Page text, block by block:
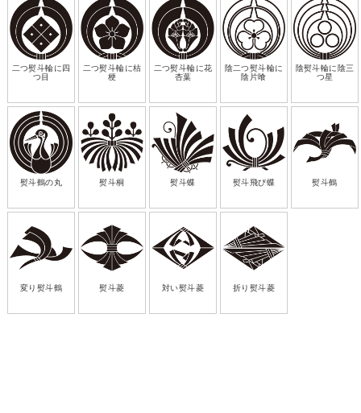
二つ熨斗輪に四
つ目
二つ熨斗輪に桔
梗
二つ熨斗輪に花
杏葉
陰二つ熨斗輪に
陰片喰
陰熨斗輪に陰三
つ星
熨斗鶴の丸 熨斗桐 熨斗蝶 熨斗飛び蝶 熨斗鶴
変り熨斗鶴 熨斗菱 対い熨斗菱 折り熨斗菱